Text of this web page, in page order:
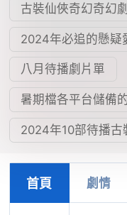
古裝仙俠奇幻奇幻劇
2024年必追的懸疑
八月待播劇片單
暑期檔各平台儲備
2024年10部待播古
首頁 劇情